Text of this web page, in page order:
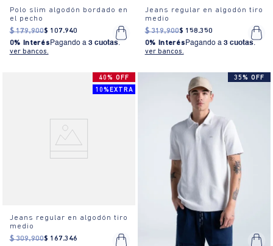
Polo slim algodón bordado en
el pecho
$ 179.900$ 107.940
0% Interés Pagando a 3 cuotas.
ver bancos.
Jeans regular en algodón tiro
medio
$ 319.900$ 158.350
0% Interés Pagando a 3 cuotas.
ver bancos.
40% OFF
10%EXTRA
Jeans regular en algodón tiro
medio
$ 309.900$ 167.346
35% OFF